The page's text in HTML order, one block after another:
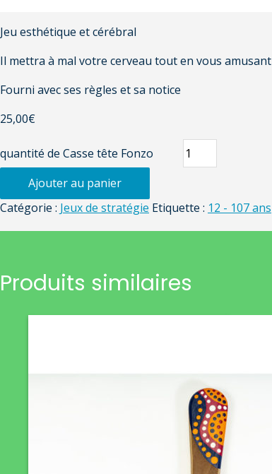
Jeu esthétique et cérébral
Il mettra à mal votre cerveau tout en vous amusant
Fourni avec ses règles et sa notice
25,00€
quantité de Casse tête Fonzo
Ajouter au panier
Catégorie : Jeux de stratégie Etiquette : 12 - 107 ans
Produits similaires